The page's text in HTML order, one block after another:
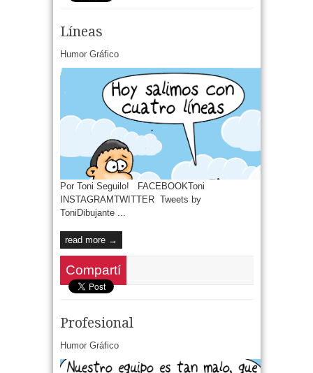
Líneas
Humor Gráfico
Por Toni Seguilo! FACEBOOKToni
INSTAGRAMTWITTER Tweets by
ToniDibujante ...
read more →
Compartí
Profesional
Humor Gráfico